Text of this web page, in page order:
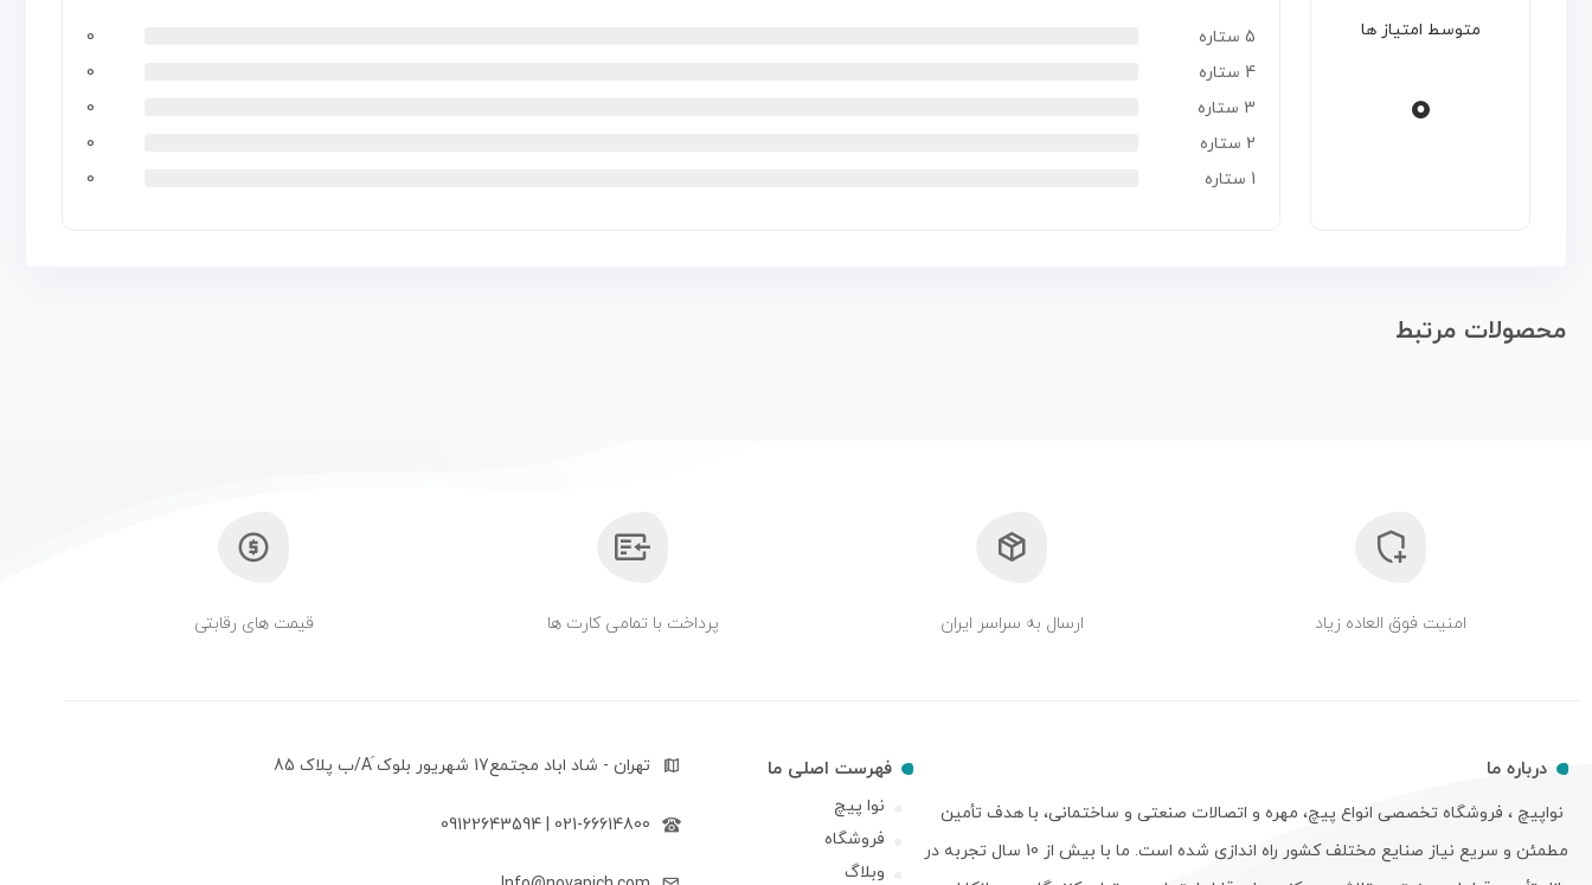
متوسط امتیاز ها
0
5 ستاره
0
4 ستاره
0
3 ستاره
0
2 ستاره
0
1 ستاره
0
محصولات مرتبط
امنیت فوق العاده زیاد ارسال به سراسر ایران پرداخت با تمامی کارت ها قیمت های رقابتی
درباره ما
نواپیچ ، فروشگاه تخصصی انواع پیچ، مهره و اتصالات صنعتی و ساختمانی، با هدف تأمین
مطمئن و سریع نیاز صنایع مختلف کشور راه اندازی شده است. ما با بیش از 10 سال تجربه در
فهرست اصلی ما
نوا پیچ
فروشگاه
وبلاگ
تهران - شاد اباد مجتمع17 شهریور بلوک َA/ب پلاک 85
021-66614800 | 09122643594